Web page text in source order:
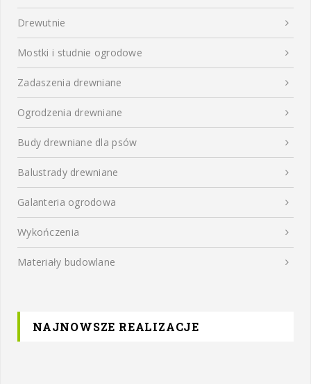
Drewutnie
Mostki i studnie ogrodowe
Zadaszenia drewniane
Ogrodzenia drewniane
Budy drewniane dla psów
Balustrady drewniane
Galanteria ogrodowa
Wykończenia
Materiały budowlane
NAJNOWSZE REALIZACJE